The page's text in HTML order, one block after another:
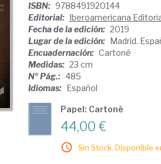
ISBN: 9788491920144
Editorial: Iberoamericana
Fecha de la edición: 2019
Lugar de la edición: Madrid.
Encuadernación: Cartoné
Medidas: 23 cm
Nº Pág.: 485
Idiomas: Español
Papel: Cartoné
44,00 €
Sin Stock. Disponible